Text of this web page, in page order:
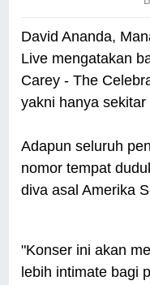
David Ananda,
Live mengatakan
Carey - The
yakni hanya
Adapun seluruh
nomor tempat
diva asal Amerika
"Konser ini akan
lebih intimate bagi